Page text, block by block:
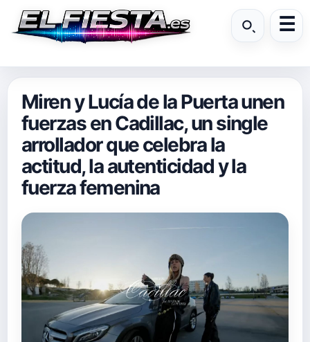
Miren y Lucía de la Puerta unen
fuerzas en Cadillac, un single
arrollador que celebra la
actitud, la autenticidad y la
fuerza femenina